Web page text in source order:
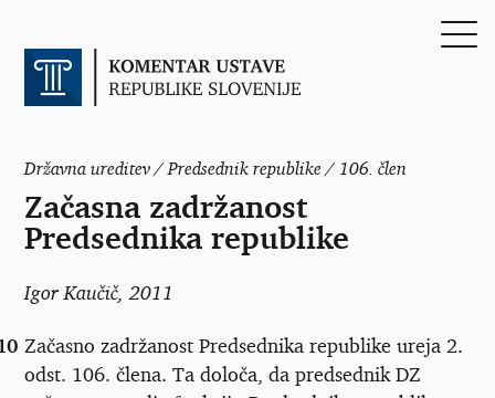
Državna ureditev / Predsednik republike / 106. člen
Začasna zadržanost
Predsednika republike
Igor Kaučič, 2011
Začasno zadržanost Predsednika republike ureja 2.
odst. 106. člena. Ta določa, da predsednik DZ